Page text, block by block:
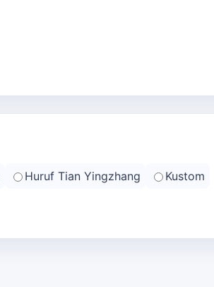
Huruf Tian Yingzhang
Kustom